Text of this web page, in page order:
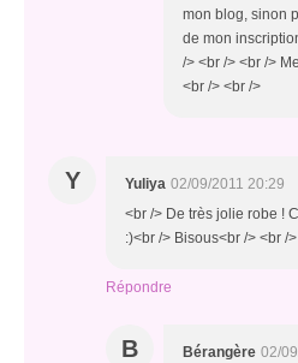
mon blog, sinon
de mon
/> <br /> <br />
<br /> <br />
Y Yuliya 02/09/2011 20:29
<br /> De très jolie robe !
:)<br /> Bisous<br /> <br /
Répondre
B Bérangère 02/